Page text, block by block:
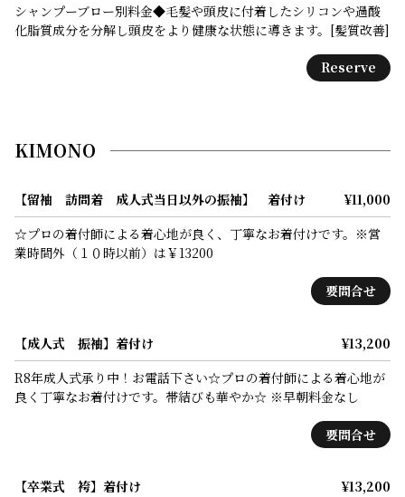
シャンプーブロー別料金◆毛髪や頭皮に付着したシリコンや過酸
化脂質成分を分解し頭皮をより健康な状態に導きます。[髪質改善]
Reserve
KIMONO
【留袖 訪問着 成人式当日以外の振袖】 着付け
¥11,000
☆プロの着付師による着心地が良く、丁寧なお着付けです。※営
業時間外（１０時以前）は￥13200
要問合せ
【成人式 振袖】着付け
¥13,200
R8年成人式承り中！お電話下さい☆プロの着付師による着心地が
良く丁寧なお着付けです。帯結びも華やか☆ ※早朝料金なし
要問合せ
【卒業式 袴】着付け
¥13,200